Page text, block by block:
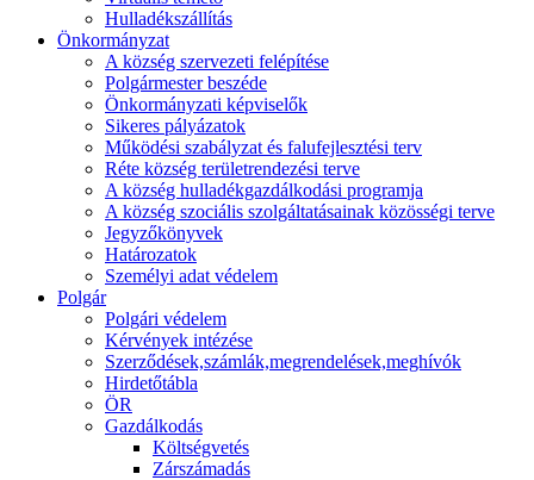
Hulladékszállítás
Önkormányzat
A község szervezeti felépítése
Polgármester beszéde
Önkormányzati képviselők
Sikeres pályázatok
Működési szabályzat és falufejlesztési terv
Réte község területrendezési terve
A község hulladékgazdálkodási programja
A község szociális szolgáltatásainak közösségi terve
Jegyzőkönyvek
Határozatok
Személyi adat védelem
Polgár
Polgári védelem
Kérvények intézése
Szerződések,számlák,megrendelések,meghívók
Hirdetőtábla
ÖR
Gazdálkodás
Költségvetés
Zárszámadás